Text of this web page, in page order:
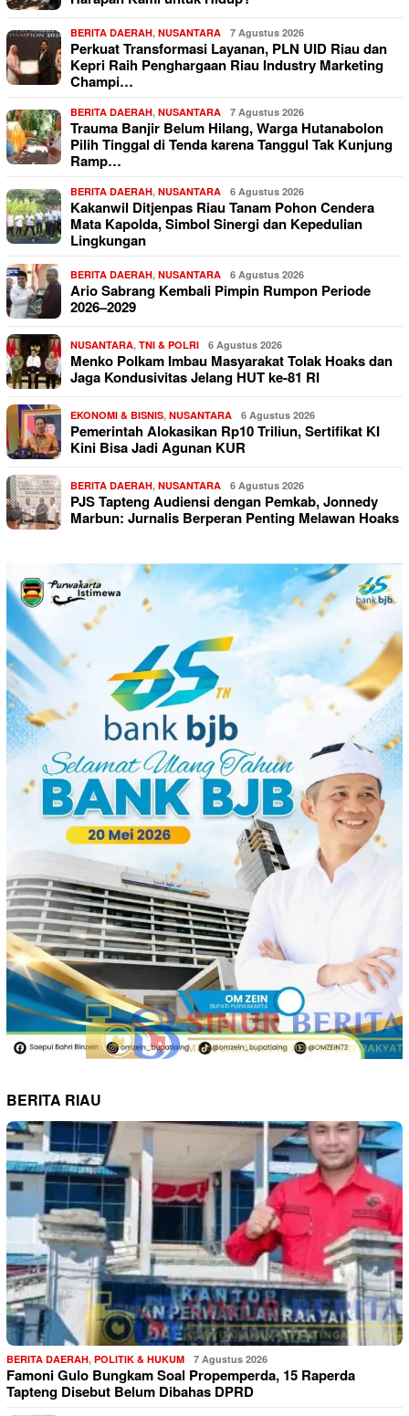
BERITA DAERAH, NUSANTARA 7 Agustus 2026
Perkuat Transformasi Layanan, PLN UID Riau dan
Kepri Raih Penghargaan Riau Industry Marketing
Champi…
BERITA DAERAH, NUSANTARA 7 Agustus 2026
Trauma Banjir Belum Hilang, Warga Hutanabolon
Pilih Tinggal di Tenda karena Tanggul Tak Kunjung
Ramp…
BERITA DAERAH, NUSANTARA 6 Agustus 2026
Kakanwil Ditjenpas Riau Tanam Pohon Cendera
Mata Kapolda, Simbol Sinergi dan Kepedulian
Lingkungan
BERITA DAERAH, NUSANTARA 6 Agustus 2026
Ario Sabrang Kembali Pimpin Rumpon Periode
2026–2029
NUSANTARA, TNI & POLRI 6 Agustus 2026
Menko Polkam Imbau Masyarakat Tolak Hoaks dan
Jaga Kondusivitas Jelang HUT ke-81 RI
EKONOMI & BISNIS, NUSANTARA 6 Agustus 2026
Pemerintah Alokasikan Rp10 Triliun, Sertifikat KI
Kini Bisa Jadi Agunan KUR
BERITA DAERAH, NUSANTARA 6 Agustus 2026
PJS Tapteng Audiensi dengan Pemkab, Jonnedy
Marbun: Jurnalis Berperan Penting Melawan Hoaks
BERITA RIAU
BERITA DAERAH, POLITIK & HUKUM 7 Agustus 2026
Famoni Gulo Bungkam Soal Propemperda, 15 Raperda
Tapteng Disebut Belum Dibahas DPRD